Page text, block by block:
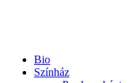
Bio
Színház